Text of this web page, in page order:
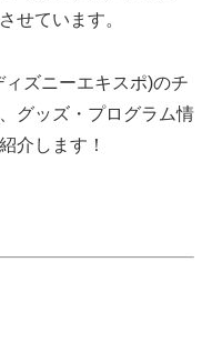
させています。
ズニーエキスポ)のチ
グッズ・プログラム情
介します！